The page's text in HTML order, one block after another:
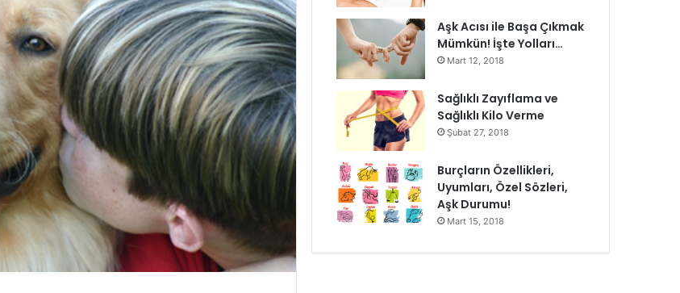
Aşk Acısı ile Başa Çıkmak
Mümkün! İşte Yolları…
Mart 12, 2018
Sağlıklı Zayıflama ve
Sağlıklı Kilo Verme
Şubat 27, 2018
Burçların Özellikleri,
Uyumları, Özel Sözleri,
Aşk Durumu!
Mart 15, 2018